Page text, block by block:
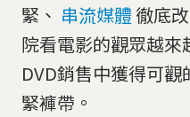
緊、 串流媒體 徹底
院看電影的觀眾越
DVD銷售中獲得可
緊褲帶。